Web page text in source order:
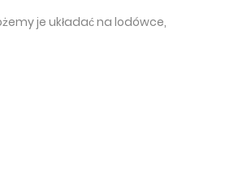
je układać na lodówce,